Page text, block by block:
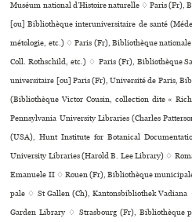
Muséum natio­nal d’Histoire natu­relle ♢ Paris (Fr),
[ou] Bibliothèque inte­ru­ni­ver­si­taire de santé
mé­to­lo­gie, etc.) ♢ Paris (Fr), Bibliothèque
Coll. Rothschild, etc.) ♢ Paris (Fr), Bibliothèque
uni­ver­si­taire [ou] Paris (Fr), Université de Paris,
(Bibliothèque Victor Cousin, collection dite «
Pennsylvania University Libraries (Charles
(USA), Hunt Institute for Botanical
University Libraries (Harold B. Lee Library) ♢
Emanuele II ♢ Rouen (Fr), Bibliothèque
pale ♢ St Gallen (Ch), Kantonsbibliothek
Garden Library ♢ Strasbourg (Fr), Bibliothèque